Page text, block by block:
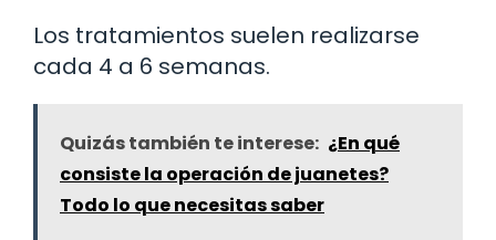
Los tratamientos suelen realizarse
cada 4 a 6 semanas.
Quizás también te interese: ¿En qué
consiste la operación de juanetes?
Todo lo que necesitas saber